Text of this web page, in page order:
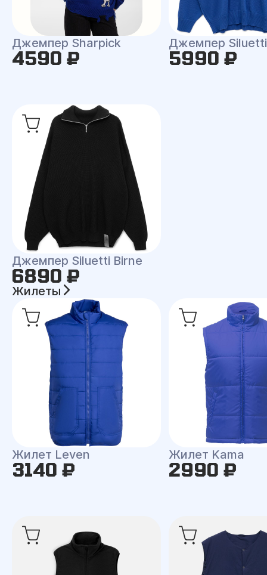
Джемпер Sharpick
4590 ₽
Джемпер
5990 ₽
Джемпер Siluetti Birne
6890 ₽
Жилеты
Жилет Leven
3140 ₽
Жилет Kama
2990 ₽